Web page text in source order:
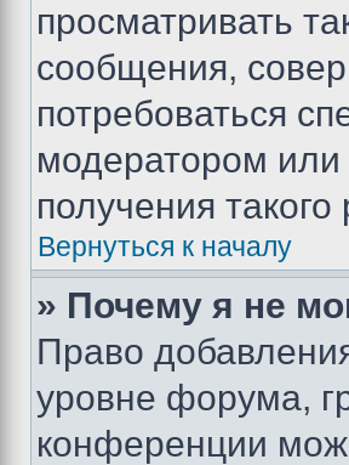
просматривать
сообщения,
потребоваться
модератором
получения
Вернуться к началу
» Почему я не
Право
уровне форума,
конференции